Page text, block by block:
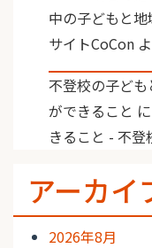
中の子どもと
サイトCoCon
不登校の子ど
ができること に
きること - 不
アーカイ
2026年8月